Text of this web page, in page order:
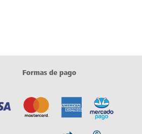
Formas de pago